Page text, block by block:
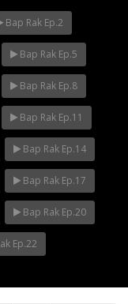
Ep.14
Bap Rak Ep.2
Bap Rak Ep.5
Bap Rak Ep.8
Bap Rak Ep.11
Bap Rak Ep.14
Bap Rak Ep.17
Bap Rak Ep.20
Ep.22